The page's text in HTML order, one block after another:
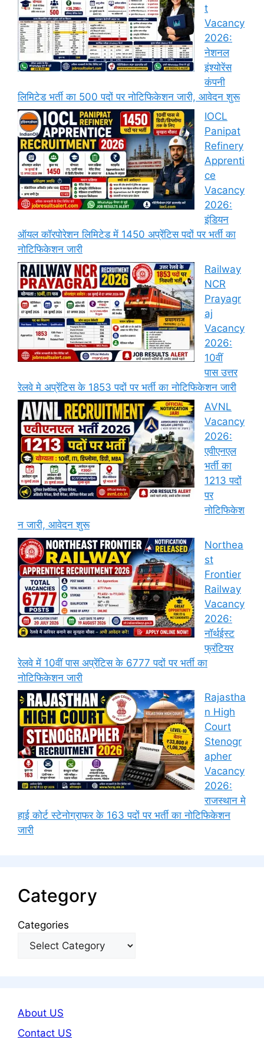
t
Vacancy
2026:
नेशनल
इंश्योरेंस
कंपनी
लिमिटेड भर्ती का 500 पदों पर नोटिफिकेशन जारी, आवेदन शुरू
IOCL
Panipat
Refinery
Apprenti
ce
Vacancy
2026:
इंडियन
ऑयल कॉरपोरेशन लिमिटेड में 1450 अप्रेंटिस पदों पर भर्ती का
नोटिफिकेशन जारी
Railway
NCR
Prayagr
aj
Vacancy
2026:
10वीं
पास उत्तर
रेलवे मे अप्रेंटिस के 1853 पदों पर भर्ती का नोटिफिकेशन जारी
AVNL
Vacancy
2026:
एवीएनएल
भर्ती का
1213 पदों
पर
नोटिफिकेश
न जारी, आवेदन शुरू
Northea
st
Frontier
Railway
Vacancy
2026:
नॉर्थईस्ट
फ्रंटियर
रेलवे में 10वीं पास अप्रेंटिस के 6777 पदों पर भर्ती का
नोटिफिकेशन जारी
Rajastha
n High
Court
Stenogr
apher
Vacancy
2026:
राजस्थान मे
हाई कोर्ट स्टेनोग्राफर के 163 पदों पर भर्ती का नोटिफिकेशन
जारी
Category
Categories
About US
Contact US